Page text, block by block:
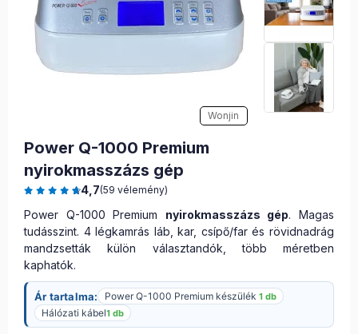
Wonjin
Power Q-1000 Premium
nyirokmasszázs gép
4,7(59 vélemény)
Power Q-1000 Premium nyirokmasszázs gép. Magas
tudásszint. 4 légkamrás láb, kar, csípő/far és rövidnadrág
mandzsetták külön választandók, több méretben
kaphatók.
Ár tartalma: Power Q-1000 Premium készülék1 db
Hálózati kábel1 db